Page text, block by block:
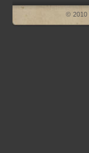
© 2010